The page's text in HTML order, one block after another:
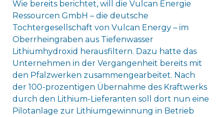
Wie bereits berichtet, will die Vulcan Energie
Ressourcen GmbH – die deutsche
Tochtergesellschaft von Vulcan Energy – im
Oberrheingraben aus Tiefenwasser
Lithiumhydroxid herausfiltern. Dazu hatte das
Unternehmen in der Vergangenheit bereits mit
den Pfalzwerken zusammengearbeitet. Nach
der 100-prozentigen Übernahme des Kraftwerks
durch den Lithium-Lieferanten soll dort nun eine
Pilotanlage zur Lithiumgewinnung in Betrieb